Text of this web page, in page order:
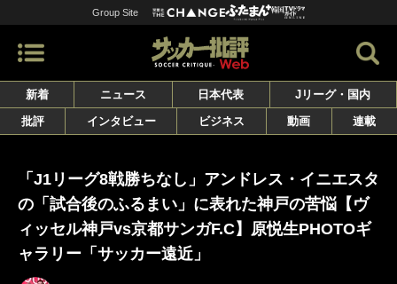
Group Site
新着 ニュース 日本代表
Jリーグ・国内
批評
インタビュー ビジネス 動画 連載
「J1リーグ8戦勝ちなし」アンドレス・イニエスタ
の「試合後のふるまい」に表れた神戸の苦悩【ヴ
ィッセル神戸vs京都サンガF.C】原悦生PHOTOギ
ャラリー「サッカー遠近」